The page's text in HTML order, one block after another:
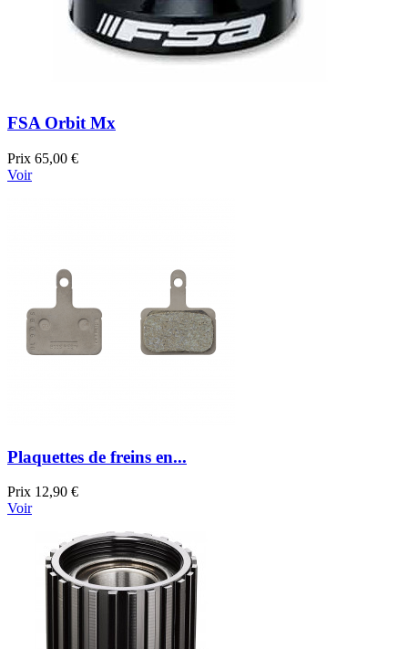
FSA Orbit Mx
Prix 65,00 €
Voir
Plaquettes de freins en...
Prix 12,90 €
Voir